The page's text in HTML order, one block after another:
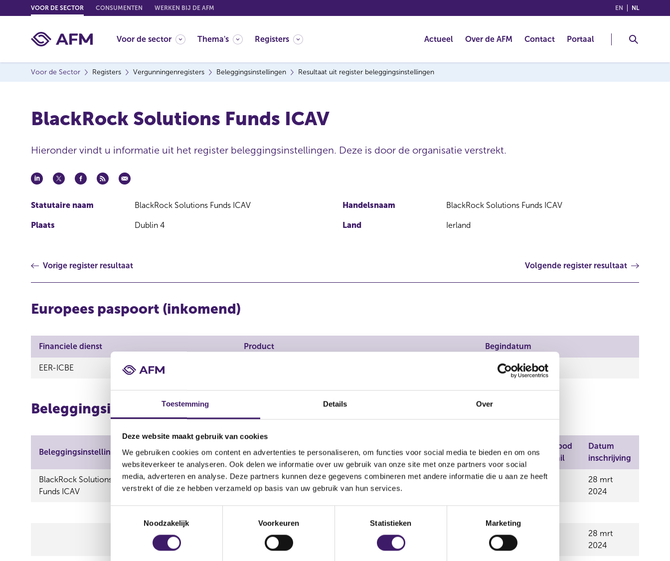
Toestemming Details Over
Deze website maakt gebruik van cookies
We gebruiken cookies om content en advertenties te personaliseren, om functies voor social media te bieden en om ons
websiteverkeer te analyseren. Ook delen we informatie over uw gebruik van onze site met onze partners voor social
media, adverteren en analyse. Deze partners kunnen deze gegevens combineren met andere informatie die u aan ze heeft
verstrekt of die ze hebben verzameld op basis van uw gebruik van hun services.
Noodzakelijk Voorkeuren Statistieken Marketing
o
o
EN (ENGLISH)
NL
VOOR DE SECTOR CONSUMENTEN WERKEN BIJ DE AFM
Voor de sector Thema's Registers Actueel Over de AFM Contact Portaal
Voor de Sector Registers Vergunningenregisters Beleggingsinstellingen Resultaat uit register beleggingsinstellingen
BlackRock Solutions Funds ICAV
Hieronder vindt u informatie uit het register beleggingsinstellingen. Deze is door de organisatie verstrekt.
Statutaire naam BlackRock Solutions Funds ICAV Handelsnaam BlackRock Solutions Funds ICAV
Plaats Dublin 4 Land Ierland
Vorige register resultaat Volgende register resultaat
Europees paspoort (inkomend)
Financiele dienst Product Begindatum
EER-ICBE 04 apr 2024
Beleggingsinstellingen
Beleggingsinstelling Soort Karakterstructuur Product Regime
Professionals
Aanbod
Retail
Datum
inschrijving
BlackRock Solutions
Funds ICAV
Beleggingsmaatschappij Open End
Financieel
instrument
28 mrt
2024
QMM Actively Managed Continental
European Equity Fund
28 mrt
2024